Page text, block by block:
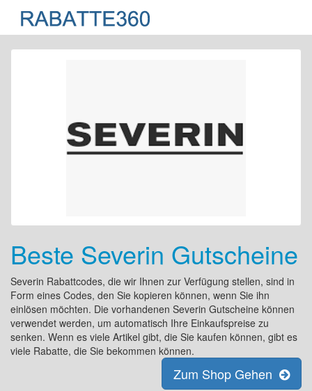
Beste Severin Gutscheine
Severin Rabattcodes, die wir Ihnen zur Verfügung stellen, sind in
Form eines Codes, den Sie kopieren können, wenn Sie ihn
einlösen möchten. Die vorhandenen Severin Gutscheine können
verwendet werden, um automatisch Ihre Einkaufspreise zu
senken. Wenn es viele Artikel gibt, die Sie kaufen können, gibt es
viele Rabatte, die Sie bekommen können.
Zum Shop Gehen